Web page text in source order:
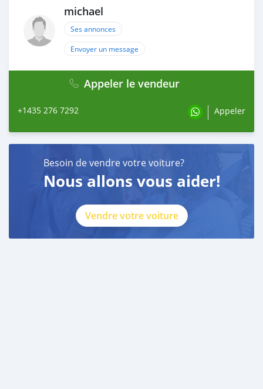
michael
Ses annonces
Envoyer un message
Appeler le vendeur
+1435 276 7292 Appeler
Besoin de vendre votre voiture?
Nous allons vous aider!
Vendre votre voiture